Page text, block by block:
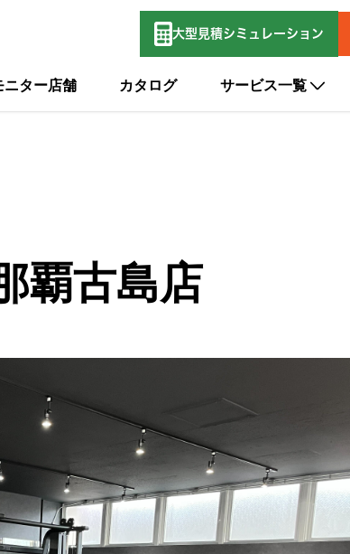
大型 見積シミュレーション
ニター店舗 カタログ サービス一覧
覇古島店